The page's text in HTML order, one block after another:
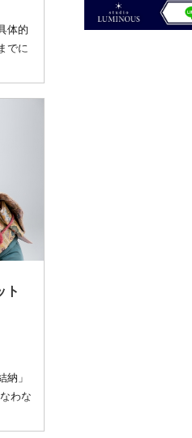
体的
でに
ト
」
わな